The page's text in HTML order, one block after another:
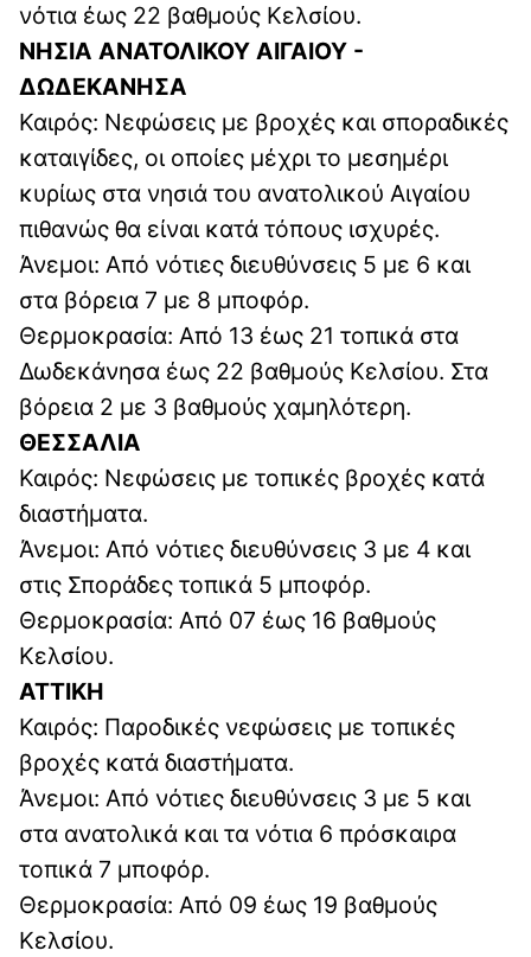
νότια έως 22 βαθμούς Κελσίου.
ΝΗΣΙΑ ΑΝΑΤΟΛΙΚΟΥ ΑΙΓΑΙΟΥ -
ΔΩΔΕΚΑΝΗΣΑ
Καιρός: Νεφώσεις με βροχές και σποραδικές
καταιγίδες, οι οποίες μέχρι το μεσημέρι
κυρίως στα νησιά του ανατολικού Αιγαίου
πιθανώς θα είναι κατά τόπους ισχυρές.
Άνεμοι: Από νότιες διευθύνσεις 5 με 6 και
στα βόρεια 7 με 8 μποφόρ.
Θερμοκρασία: Από 13 έως 21 τοπικά στα
Δωδεκάνησα έως 22 βαθμούς Κελσίου. Στα
βόρεια 2 με 3 βαθμούς χαμηλότερη.
ΘΕΣΣΑΛΙΑ
Καιρός: Νεφώσεις με τοπικές βροχές κατά
διαστήματα.
Άνεμοι: Από νότιες διευθύνσεις 3 με 4 και
στις Σποράδες τοπικά 5 μποφόρ.
Θερμοκρασία: Από 07 έως 16 βαθμούς
Κελσίου.
ΑΤΤΙΚΗ
Καιρός: Παροδικές νεφώσεις με τοπικές
βροχές κατά διαστήματα.
Άνεμοι: Από νότιες διευθύνσεις 3 με 5 και
στα ανατολικά και τα νότια 6 πρόσκαιρα
τοπικά 7 μποφόρ.
Θερμοκρασία: Από 09 έως 19 βαθμούς
Κελσίου.